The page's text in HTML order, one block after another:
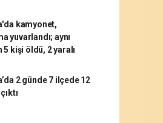
kamyonet,
yuvarlandı; aynı
5 kişi öldü, 2 yaralı
2 günde 7 ilçede 12